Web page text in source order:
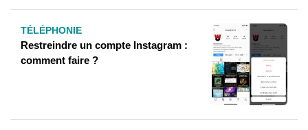
TÉLÉPHONIE
Restreindre un compte Instagram :
comment faire ?